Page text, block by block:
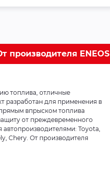
производителя ENEOS
топлива, отличные
разработан для применения в
впрыском топлива
от преждевременного
Toyota,
Chery. От производителя